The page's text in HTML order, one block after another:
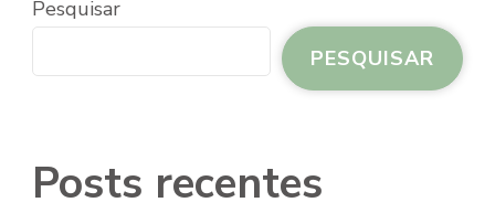
Pesquisar
PESQUISAR
Posts recentes